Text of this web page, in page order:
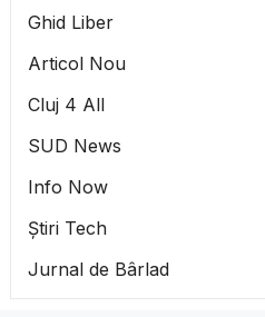
Ghid Liber
Articol Nou
Cluj 4 All
SUD News
Info Now
Știri Tech
Jurnal de Bârlad